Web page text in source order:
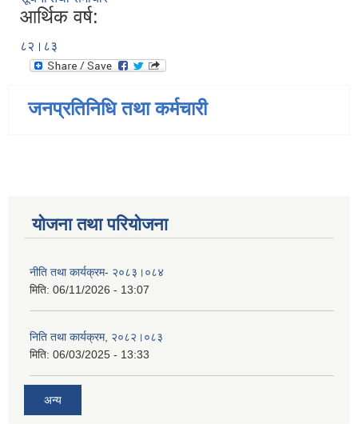
आर्थिक वर्ष:
८२।८३
जनप्रतिनिधि तथा कर्मचारी
योजना तथा परियोजना
नीति तथा कार्यक्रम- २०८३।०८४
मिति: 06/11/2026 - 13:07
निति तथा कार्यक्रम, २०८२।०८३
मिति: 06/03/2025 - 13:33
अन्य